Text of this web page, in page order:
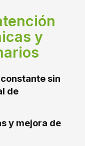
y
sin
de
y mejora de